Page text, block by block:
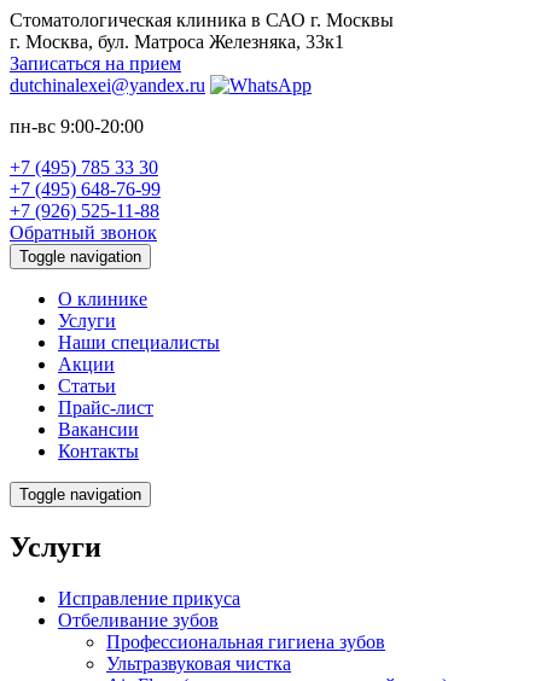
Стоматологическая клиника в САО г. Москвы
г. Москва, бул. Матроса Железняка, 33к1
Записаться на прием
dutchinalexei@yandex.ru
пн-вс 9:00-20:00
+7 (495) 785 33 30
+7 (495) 648-76-99
+7 (926) 525-11-88
Обратный звонок
Toggle navigation
О клинике
Услуги
Наши специалисты
Акции
Статьи
Прайс-лист
Вакансии
Контакты
Toggle navigation
Услуги
Исправление прикуса
Отбеливание зубов
Профессиональная гигиена зубов
Ультразвуковая чистка